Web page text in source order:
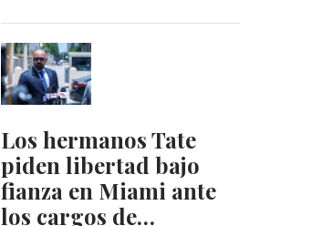
Los hermanos Tate
piden libertad bajo
fianza en Miami ante
los cargos de…